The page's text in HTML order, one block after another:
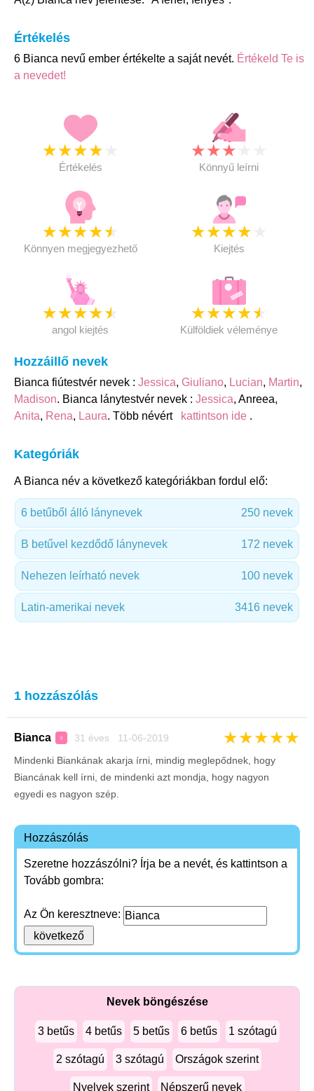
Értékelés
6 Bianca nevű ember értékelte a saját nevét. Értékeld Te is
a nevedet!
★★★★
Értékelés
★★★
Könnyű leírni
★★★★★
Könnyen megjegyezhető
★★★★
Kiejtés
★★★★★
angol kiejtés
★★★★★
Külföldiek véleménye
Hozzáillő nevek
Bianca fiútestvér nevek : Jessica, Giuliano, Lucian, Martin,
Madison. Bianca lánytestvér nevek : Jessica, Anreea,
Anita, Rena, Laura. Több névért kattintson ide .
Kategóriák
A Bianca név a következő kategóriákban fordul elő:
6 betűből álló lánynevek 250 nevek
B betűvel kezdődő lánynevek 172 nevek
Nehezen leírható nevek 100 nevek
Latin-amerikai nevek 3416 nevek
1 hozzászólás
Bianca ♀ 31 éves 11-06-2019 ★★★★★
Mindenki Biankának akarja írni, mindig meglepődnek, hogy
Biancának kell írni, de mindenki azt mondja, hogy nagyon
egyedi es nagyon szép.
Hozzászólás
Szeretne hozzászólni? Írja be a nevét, és kattintson a
Tovább gombra:
Az Ön keresztneve:
Nevek böngészése
3 betűs 4 betűs 5 betűs 6 betűs 1 szótagú
2 szótagú 3 szótagú Országok szerint
Nyelvek szerint Népszerű nevek